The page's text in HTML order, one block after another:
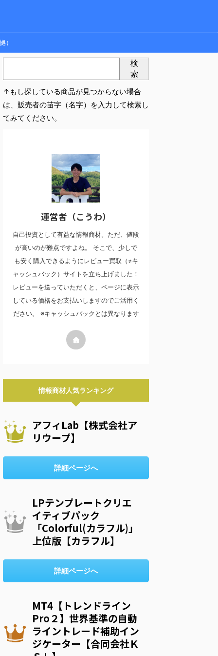
）
検
索
↑もし探している商品が見つからない場合
は、販売者の苗字（名字）を入力して検索し
てみてください。
運営者（こうわ）
自己投資として有益な情報商材。ただ、値段
が高いのが難点ですよね。 そこで、少しで
も安く購入できるようにレビュー買取（≠キ
ャッシュバック）サイトを立ち上げました！
レビューを送っていただくと、ページに表示
している価格をお支払いしますのでご活用く
ださい。 ※キャッシュバックとは異なります
情報商材人気ランキング
アフィLab【株式会社ア
リウープ】
詳細ページへ
LPテンプレートクリエ
イティブパック
「Colorful(カラフル)」
上位版【カラフル】
詳細ページへ
MT4【トレンドライン
Pro２】世界基準の自動
ライントレード補助イン
ジケーター【合同会社Ｋ